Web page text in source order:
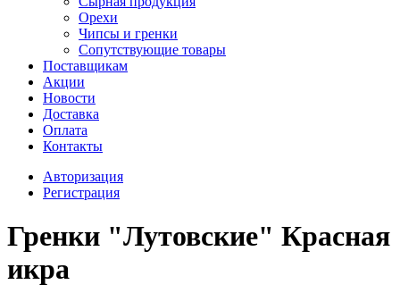
Орехи
Чипсы и гренки
Сопутствующие товары
Поставщикам
Акции
Новости
Доставка
Оплата
Контакты
Авторизация
Регистрация
Гренки "Лутовские" Красная
икра